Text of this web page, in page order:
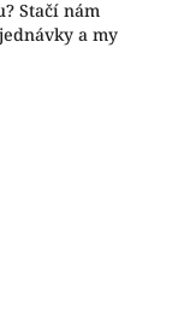
Stačí nám
a my